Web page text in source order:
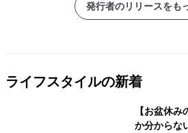
発行者のリリースをも
ライフスタイルの新着
【お盆休
か分からな